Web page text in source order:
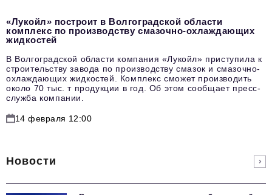
«Лукойл» построит в Волгоградской области
комплекс по производству смазочно-охлаждающих
жидкостей
В Волгоградской области компания «Лукойл» приступила к
строительству завода по производству смазок и смазочно-
охлаждающих жидкостей. Комплекс сможет производить
около 70 тыс. т продукции в год. Об этом сообщает пресс-
служба компании.
14 февраля 12:00
Новости